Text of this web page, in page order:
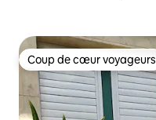
Coup de cœur voyageurs
Coup de cœur voyageurs